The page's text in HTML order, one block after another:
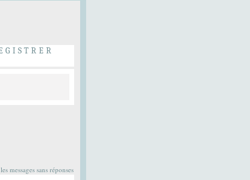
messages sans réponses